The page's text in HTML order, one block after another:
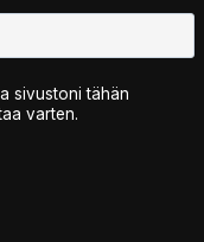
sivustoni tähän
varten.